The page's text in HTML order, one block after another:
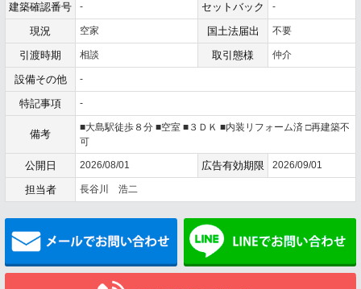
建築確認番号 - セットバック -
現況 空家 国土法届出 不要
引渡時期 相談 取引態様 仲介
設備その他 -
特記事項 -
備考
■大島駅徒歩８分 ■空室 ■３ＤＫ ■内装リフォーム済 □再建築不
可
公開日 2026/08/01 広告有効期限 2026/09/01
担当者 長谷川 浩二
メールでお問い合わせ